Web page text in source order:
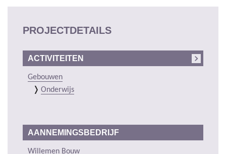
PROJECTDETAILS
ACTIVITEITEN
Gebouwen
Onderwijs
AANNEMINGSBEDRIJF
Willemen Bouw